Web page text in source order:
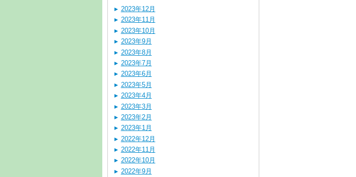
2023年12月
2023年11月
2023年10月
2023年9月
2023年8月
2023年7月
2023年6月
2023年5月
2023年4月
2023年3月
2023年2月
2023年1月
2022年12月
2022年11月
2022年10月
2022年9月